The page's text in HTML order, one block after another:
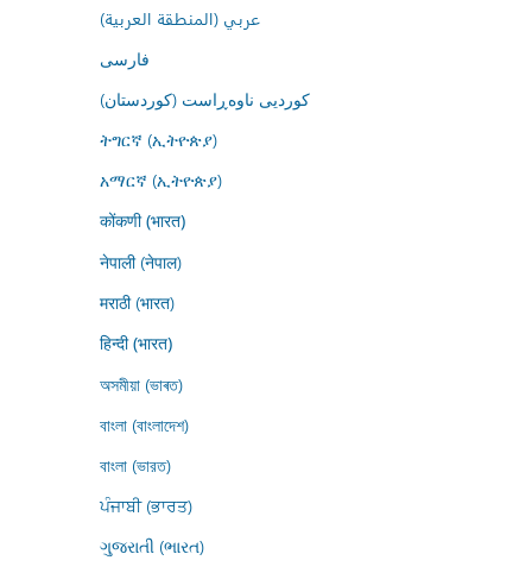
عربي (المنطقة العربية)
فارسى
کوردیی ناوەڕاست (کوردستان)
ትግርኛ (ኢትዮጵያ)
አማርኛ (ኢትዮጵያ)
कोंकणी (भारत)
नेपाली (नेपाल)
मराठी (भारत)
हिन्दी (भारत)
অসমীয়া (ভাৰত)
বাংলা (বাংলাদেশ)
বাংলা (ভারত)
ਪੰਜਾਬੀ (ਭਾਰਤ)
ગુજરાતી (ભારત)